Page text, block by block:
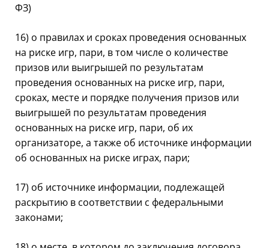
ФЗ)
16) о правилах и сроках проведения основанных
на риске игр, пари, в том числе о количестве
призов или выигрышей по результатам
проведения основанных на риске игр, пари,
сроках, месте и порядке получения призов или
выигрышей по результатам проведения
основанных на риске игр, пари, об их
организаторе, а также об источнике информации
об основанных на риске играх, пари;
17) об источнике информации, подлежащей
раскрытию в соответствии с федеральными
законами;